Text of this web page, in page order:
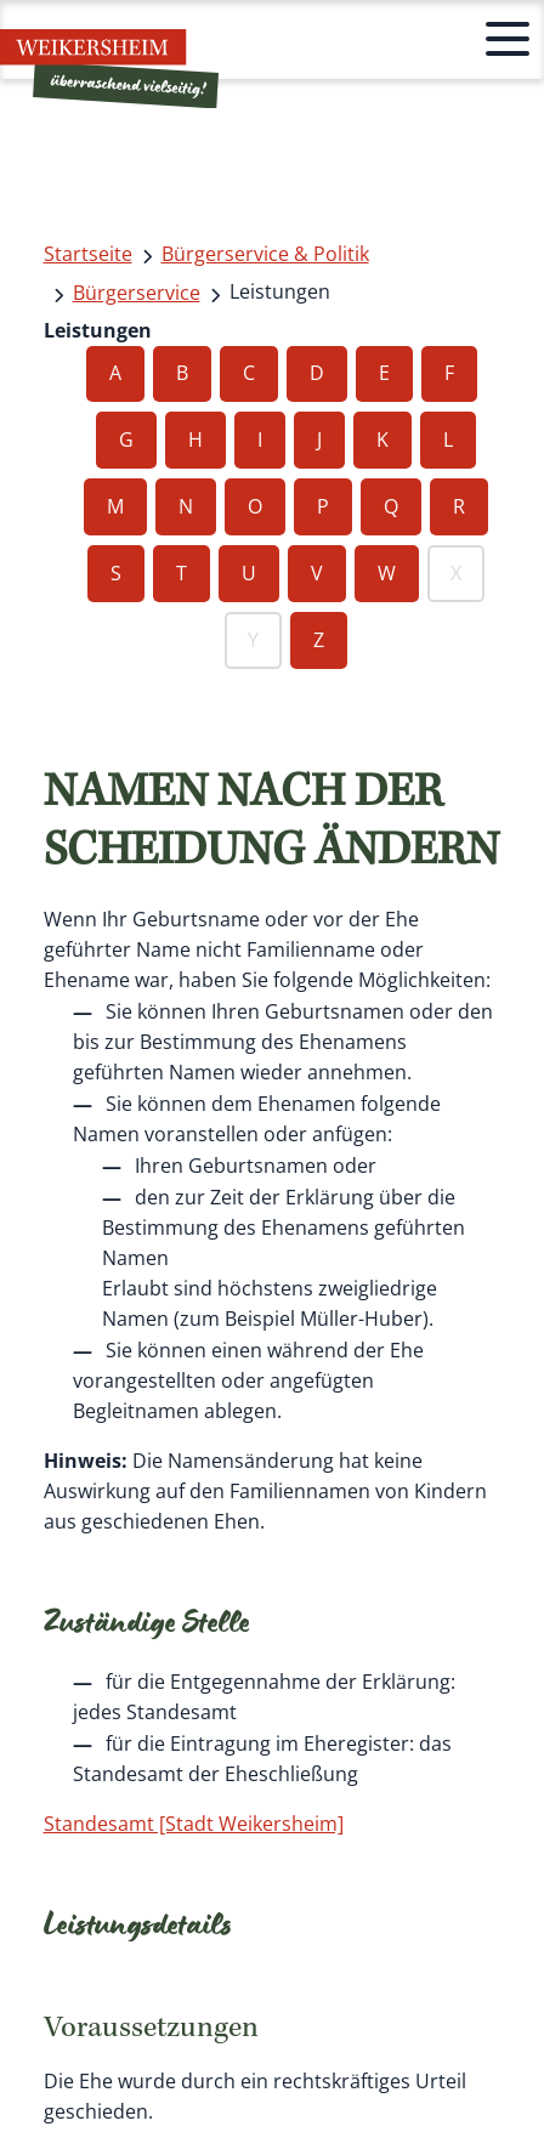
Startseite
Bürgerservice & Politik
Bürgerservice
Leistungen
Leistungen
A
B C D E F
G H I J K L
M N O P Q R
S T U V W X
Y Z
NAMEN NACH DER
SCHEIDUNG ÄNDERN
Wenn Ihr Geburtsname oder vor der Ehe
geführter Name nicht Familienname oder
Ehename war, haben Sie folgende Möglichkeiten:
Sie können Ihren Geburtsnamen oder den
bis zur Bestimmung des Ehenamens
geführten Namen wieder annehmen.
Sie können dem Ehenamen folgende
Namen voranstellen oder anfügen:
Ihren Geburtsnamen oder
den zur Zeit der Erklärung über die
Bestimmung des Ehenamens geführten
Namen
Erlaubt sind höchstens zweigliedrige
Namen (zum Beispiel Müller-Huber).
Sie können einen während der Ehe
vorangestellten oder angefügten
Begleitnamen ablegen.
Hinweis: Die Namensänderung hat keine
Auswirkung auf den Familiennamen von Kindern
aus geschiedenen Ehen.
Zuständige Stelle
für die Entgegennahme der Erklärung:
jedes Standesamt
für die Eintragung im Eheregister: das
Standesamt der Eheschließung
Standesamt [Stadt Weikersheim]
Leistungsdetails
Voraussetzungen
Die Ehe wurde durch ein rechtskräftiges Urteil
geschieden.